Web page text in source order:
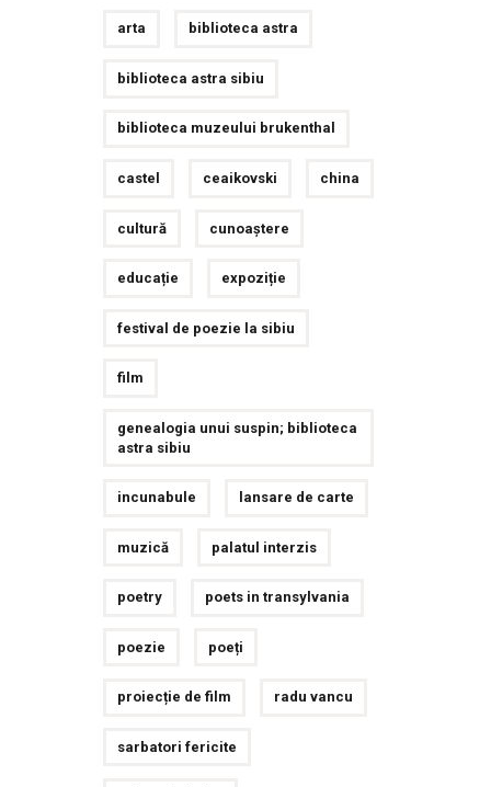
arta biblioteca astra
biblioteca astra sibiu
biblioteca muzeului brukenthal
castel ceaikovski china
cultură cunoaștere
educație expoziție
festival de poezie la sibiu
film
genealogia unui suspin; biblioteca
astra sibiu
incunabule lansare de carte
muzică palatul interzis
poetry poets in transylvania
poezie poeți
proiecție de film radu vancu
sarbatori fericite